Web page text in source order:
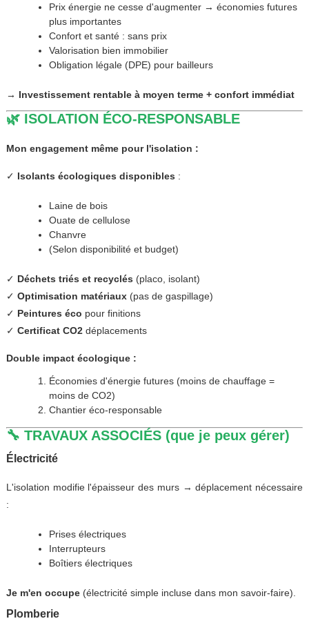
Prix énergie ne cesse d'augmenter → économies futures
plus importantes
Confort et santé : sans prix
Valorisation bien immobilier
Obligation légale (DPE) pour bailleurs
→ Investissement rentable à moyen terme + confort immédiat
🌿 ISOLATION ÉCO-RESPONSABLE
Mon engagement même pour l'isolation :
✓ Isolants écologiques disponibles :
Laine de bois
Ouate de cellulose
Chanvre
(Selon disponibilité et budget)
✓ Déchets triés et recyclés (placo, isolant)
✓ Optimisation matériaux(pas de gaspillage)
✓ Peintures éco pour finitions
✓ Certificat CO2déplacements
Double impact écologique :
Économies d'énergie futures (moins de chauffage =
moins de CO2)
Chantier éco-responsable
🔧 TRAVAUX ASSOCIÉS (que je peux gérer)
Électricité
L'isolation modifie l'épaisseur des murs → déplacement nécessaire
:
Prises électriques
Interrupteurs
Boîtiers électriques
Je m'en occupe(électricité simple incluse dans mon savoir-faire).
Plomberie